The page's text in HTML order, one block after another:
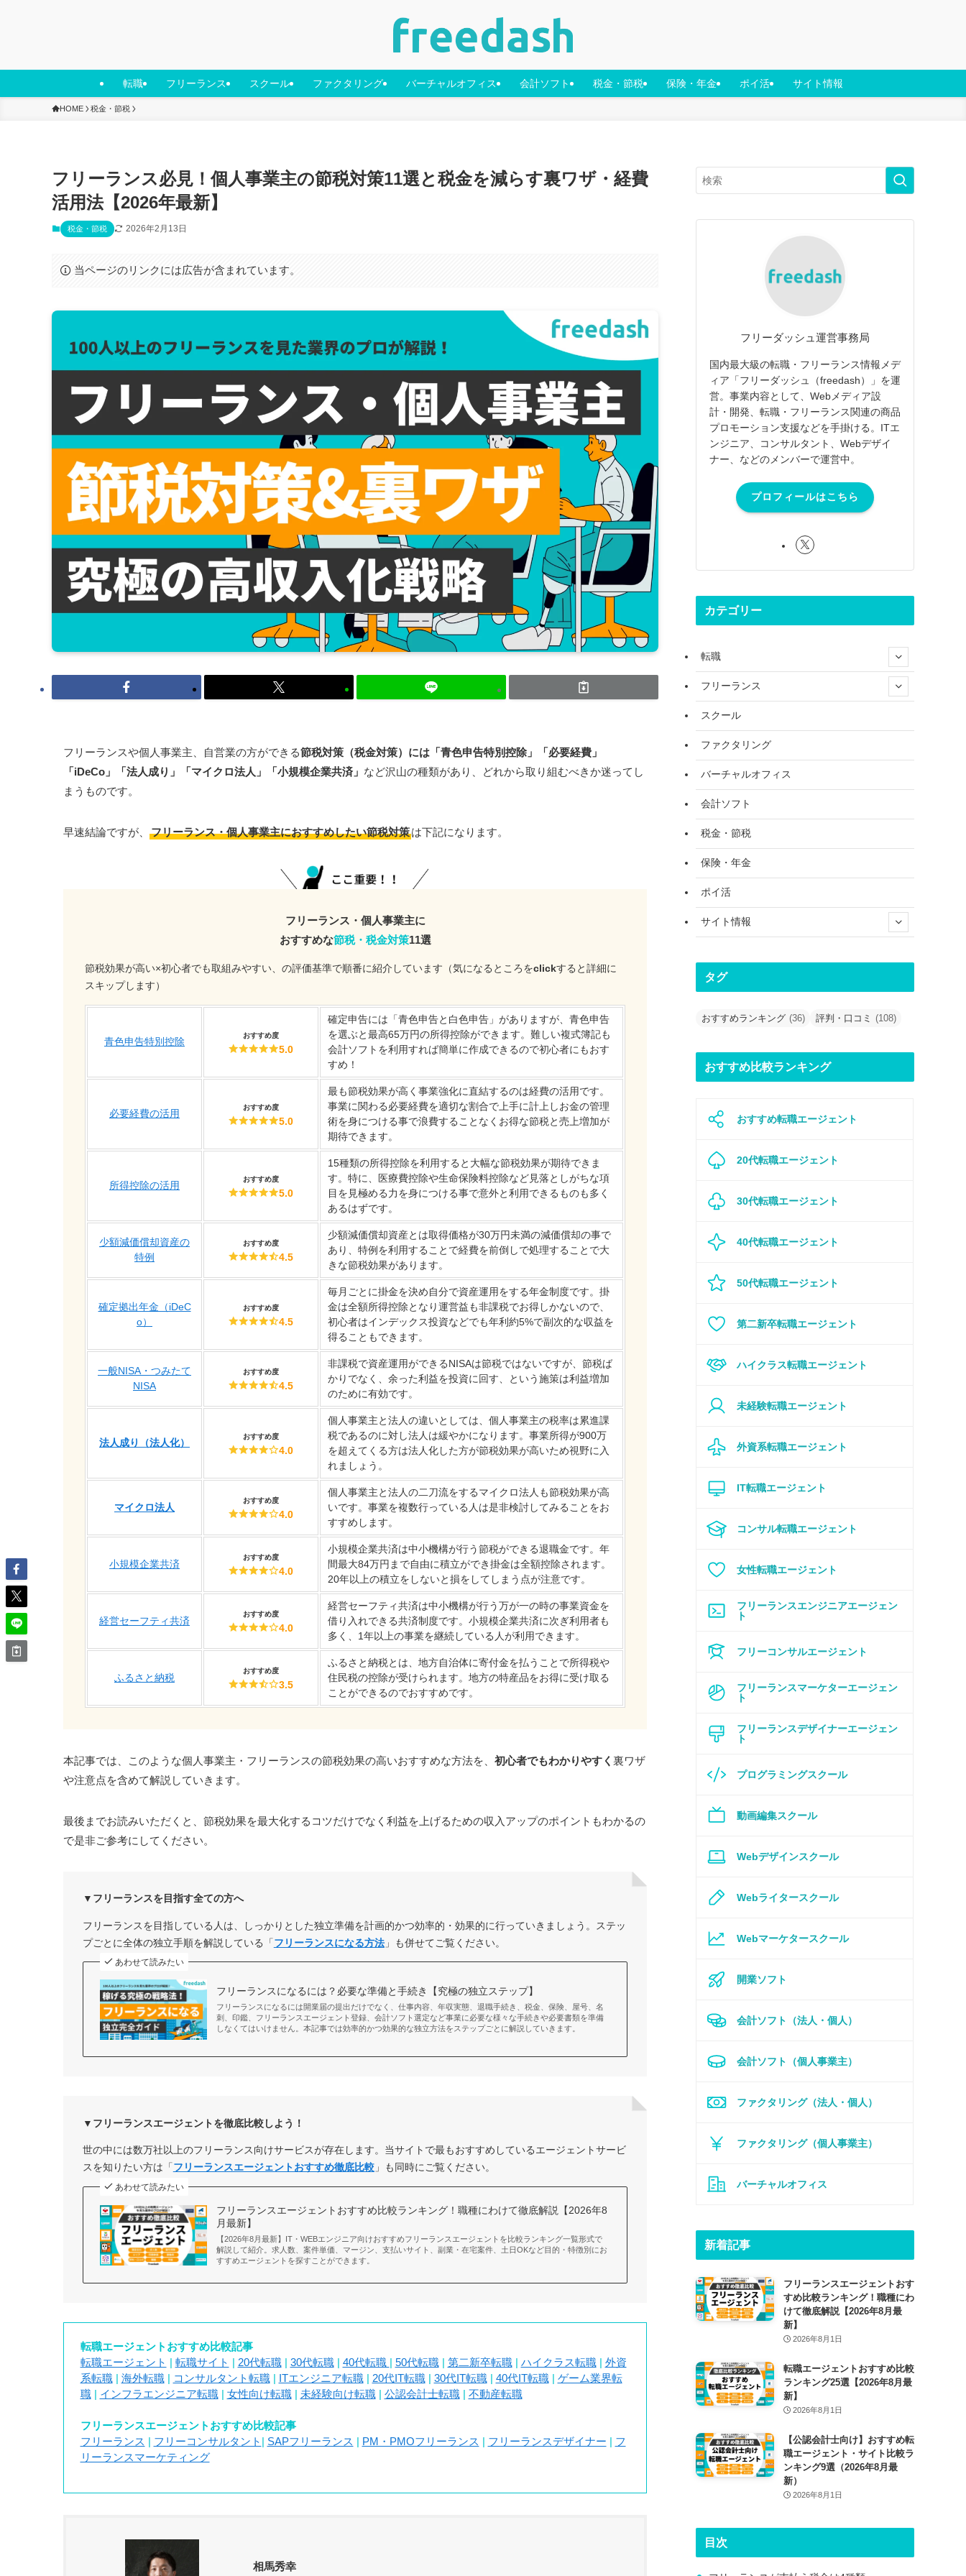
転職 フリーランス スクール ファクタリング バーチャルオフィス 会計ソフト 税金・節税 保険・年金 ポイ活 サイト情報
HOME 税金・節税
フリーランス必見！個人事業主の節税対策11選と税金を減らす裏ワザ・経費
活用法【2026年最新】
税金・節税 2026年2月13日
当ページのリンクには広告が含まれています。
フリーランスや個人事業主、自営業の方ができる節税対策（税金対策）には「青色申告特別控除」「必要経費」
「iDeCo」「法人成り」「マイクロ法人」「小規模企業共済」 など沢山の種類があり、どれから取り組むべきか迷ってし
まうものです。
早速結論ですが、 フリーランス・個人事業主におすすめしたい節税対策は下記になります。
フリーランス・個人事業主に
おすすめな節税・税金対策11選
節税効果が高い×初心者でも取組みやすい、の評価基準で順番に紹介しています（気になるところをclickすると詳細に
スキップします）
青色申告特別控除
おすすめ度
5.0
確定申告には「青色申告と白色申告」がありますが、青色申告
を選ぶと最高65万円の所得控除ができます。難しい複式簿記も
会計ソフトを利用すれば簡単に作成できるので初心者にもおす
すめ！
必要経費の活用
おすすめ度
5.0
最も節税効果が高く事業強化に直結するのは経費の活用です。
事業に関わる必要経費を適切な割合で上手に計上しお金の管理
術を身につける事で浪費することなくお得な節税と売上増加が
期待できます。
所得控除の活用
おすすめ度
5.0
15種類の所得控除を利用すると大幅な節税効果が期待できま
す。特に、医療費控除や生命保険料控除など見落としがちな項
目を見極める力を身につける事で意外と利用できるものも多く
あるはずです。
少額減価償却資産の
特例
おすすめ度
4.5
少額減価償却資産とは取得価格が30万円未満の減価償却の事で
あり、特例を利用することで経費を前倒しで処理することで大
きな節税効果があります。
確定拠出年金（iDeC
o）
おすすめ度
4.5
毎月ごとに掛金を決め自分で資産運用をする年金制度です。掛
金は全額所得控除となり運営益も非課税でお得しかないので、
初心者はインデックス投資などでも年利約5%で副次的な収益を
得ることもできます。
一般NISA・つみたて
NISA
おすすめ度
4.5
非課税で資産運用ができるNISAは節税ではないですが、節税ば
かりでなく、余った利益を投資に回す、という施策は利益増加
のために有効です。
法人成り（法人化）
おすすめ度
4.0
個人事業主と法人の違いとしては、個人事業主の税率は累進課
税であるのに対し法人は緩やかになります。事業所得が900万
を超えてくる方は法人化した方が節税効果が高いため視野に入
れましょう。
マイクロ法人
おすすめ度
4.0
個人事業主と法人の二刀流をするマイクロ法人も節税効果が高
いです。事業を複数行っている人は是非検討してみることをお
すすめします。
小規模企業共済
おすすめ度
4.0
小規模企業共済は中小機構が行う節税ができる退職金です。年
間最大84万円まで自由に積立ができ掛金は全額控除されます。
20年以上の積立をしないと損をしてしまう点が注意です。
経営セーフティ共済
おすすめ度
4.0
経営セーフティ共済は中小機構が行う万が一の時の事業資金を
借り入れできる共済制度です。小規模企業共済に次ぎ利用者も
多く、1年以上の事業を継続している人が利用できます。
ふるさと納税
おすすめ度
3.5
ふるさと納税とは、地方自治体に寄付金を払うことで所得税や
住民税の控除が受けられます。地方の特産品をお得に受け取る
ことができるのでおすすめです。
本記事では、このような個人事業主・フリーランスの節税効果の高いおすすめな方法を、 初心者でもわかりやすく 裏ワザ
や注意点を含めて解説していきます。
最後までお読みいただくと、節税効果を最大化するコツだけでなく利益を上げるための収入アップのポイントもわかるの
で是非ご参考にしてください。
▼フリーランスを目指す全ての方へ
フリーランスを目指している人は、しっかりとした独立準備を計画的かつ効率的・効果的に行っていきましょう。ステッ
プごとに全体の独立手順を解説している「 フリーランスになる方法」も併せてご覧ください。
あわせて読みたい
フリーランスになるには？必要な準備と手続き【究極の独立ステップ】
フリーランスになるには開業届の提出だけでなく、仕事内容、年収実態、退職手続き、税金、保険、屋号、名
刺、印鑑、フリーランスエージェント登録、会計ソフト選定など事業に必要な様々な手続きや必要書類を準備
しなくてはいけません。本記事では効率的かつ効果的な独立方法をステップごとに解説していきます。
▼フリーランスエージェントを徹底比較しよう！
世の中には数万社以上のフリーランス向けサービスが存在します。当サイトで最もおすすめしているエージェントサービ
スを知りたい方は「 フリーランスエージェントおすすめ徹底比較」も同時にご覧ください。
あわせて読みたい
フリーランスエージェントおすすめ比較ランキング！職種にわけて徹底解説【2026年8
月最新】
【2026年8月最新】IT・WEBエンジニア向けおすすめフリーランスエージェントを比較ランキング一覧形式で
解説して紹介。求人数、案件単価、マージン、支払いサイト、副業・在宅案件、土日OKなど目的・特徴別にお
すすめエージェントを探すことができます。
転職エージェントおすすめ比較記事
転職エージェント | 転職サイト | 20代転職| 30代転職| 40代転職 | 50代転職| 第二新卒転職| ハイクラス転職| 外資
系転職| 海外転職| コンサルタント転職| ITエンジニア転職| 20代IT転職| 30代IT転職| 40代IT転職| ゲーム業界転
職| インフラエンジニア転職| 女性向け転職| 未経験向け転職| 公認会計士転職| 不動産転職
フリーランスエージェントおすすめ比較記事
フリーランス | フリーコンサルタント | SAPフリーランス | PM・PMOフリーランス | フリーランスデザイナー | フ
リーランスマーケティング
相馬秀幸
フリーダッシュ運営事務局
国内最大級の転職・フリーランス情報メデ
ィア「フリーダッシュ（freedash）」を運
営。事業内容として、Webメディア設
計・開発、転職・フリーランス関連の商品
プロモーション支援などを手掛ける。ITエ
ンジニア、コンサルタント、Webデザイ
ナー、などのメンバーで運営中。
プロフィールはこちら
カテゴリー
転職
フリーランス
スクール
ファクタリング
バーチャルオフィス
会計ソフト
税金・節税
保険・年金
ポイ活
サイト情報
タグ
おすすめランキング (36) 評判・口コミ (108)
おすすめ比較ランキング
おすすめ転職エージェント
20代転職エージェント
30代転職エージェント
40代転職エージェント
50代転職エージェント
第二新卒転職エージェント
ハイクラス転職エージェント
未経験転職エージェント
外資系転職エージェント
IT転職エージェント
コンサル転職エージェント
女性転職エージェント
フリーランスエンジニアエージェン
ト
フリーコンサルエージェント
フリーランスマーケターエージェン
ト
フリーランスデザイナーエージェン
ト
プログラミングスクール
動画編集スクール
Webデザインスクール
Webライタースクール
Webマーケタースクール
開業ソフト
会計ソフト（法人・個人）
会計ソフト（個人事業主）
ファクタリング（法人・個人）
ファクタリング（個人事業主）
バーチャルオフィス
新着記事
フリーランスエージェントおす
すめ比較ランキング！職種にわ
けて徹底解説【2026年8月最
新】
2026年8月1日
転職エージェントおすすめ比較
ランキング25選【2026年8月最
新】
2026年8月1日
【公認会計士向け】おすすめ転
職エージェント・サイト比較ラ
ンキング9選（2026年8月最
新）
2026年8月1日
目次